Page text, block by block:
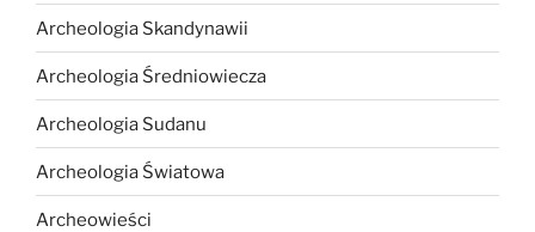
Archeologia Skandynawii
Archeologia Średniowiecza
Archeologia Sudanu
Archeologia Światowa
Archeowieści